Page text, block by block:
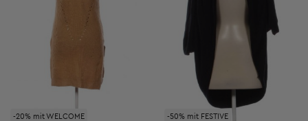
-20% mit WELCOME -50% mit FESTIVE